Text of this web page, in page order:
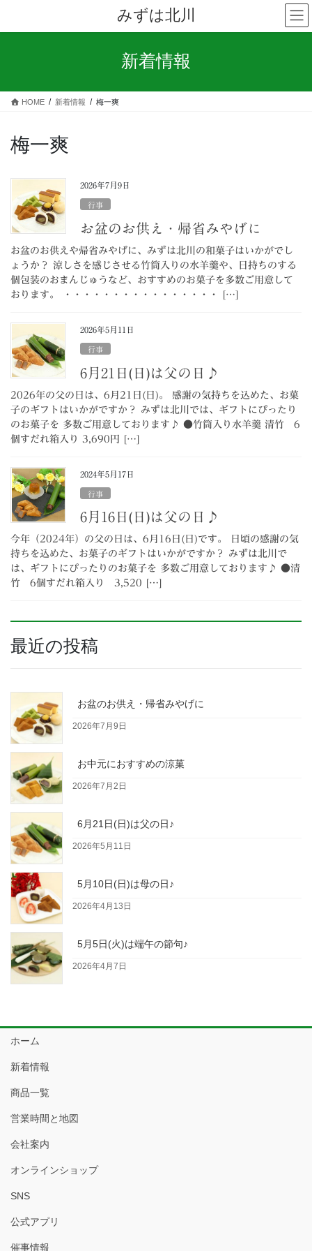
テ
ス
ゲ
ン
みずは北川
新着情報
HOME 新着情報 梅一爽
梅一爽
2026年7月9日
行事
お盆のお供え・帰省みやげに
お盆のお供えや帰省みやげに、みずは北川の和菓子はいかがでし
ょうか？ 涼しさを感じさせる竹筒入りの水羊羹や、日持ちのする
個包装のおまんじゅうなど、おすすめのお菓子を多数ご用意して
おります。 ・・・・・・・・・・・・・・・・ […]
2026年5月11日
行事
6月21日(日)は父の日♪
2026年の父の日は、6月21日(日)。 感謝の気持ちを込めた、お菓
子のギフトはいかがですか？ みずは北川では、ギフトにぴったり
のお菓子を 多数ご用意しております♪ ●竹筒入り水羊羹 清竹 6
個すだれ箱入り 3,690円 […]
2024年5月17日
行事
6月16日(日)は父の日♪
今年（2024年）の父の日は、6月16日(日)です。 日頃の感謝の気
持ちを込めた、お菓子のギフトはいかがですか？ みずは北川で
は、ギフトにぴったりのお菓子を 多数ご用意しております♪ ●清
竹 6個すだれ箱入り 3,520 […]
最近の投稿
お盆のお供え・帰省みやげに
2026年7月9日
お中元におすすめの涼菓
2026年7月2日
6月21日(日)は父の日♪
2026年5月11日
5月10日(日)は母の日♪
2026年4月13日
5月5日(火)は端午の節句♪
2026年4月7日
ホーム
新着情報
商品一覧
営業時間と地図
会社案内
オンラインショップ
SNS
公式アプリ
催事情報